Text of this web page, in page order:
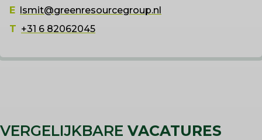
E lsmit@greenresourcegroup.nl
T +31 6 82062045
VERGELIJKBARE VACATURES